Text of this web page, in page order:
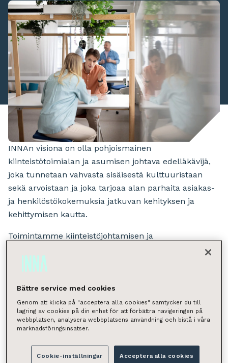
INNAn visiona on olla pohjoismainen
kiinteistötoimialan ja asumisen johtava edelläkävijä,
joka tunnetaan vahvasta sisäisestä kulttuuristaan
sekä arvoistaan ja joka tarjoaa alan parhaita asiakas-
ja henkilöstökokemuksia jatkuvan kehityksen ja
kehittymisen kautta.
Toimintamme kiinteistöjohtamisen ja
asiantuntemukseen ja luottamukseen. Varmistamme
noudattamalla yhdessä sovittuja
liiketoimintaperiaatteita. Samalla luomme pohjan
yhtiön tulevalle menestykselle.
Bättre service med cookies
Genom att klicka på "acceptera alla cookies" samtycker du till
lagring av cookies på din enhet för att förbättra navigeringen på
webbplatsen, analysera webbplatsens användning och bistå i våra
marknadsföringsinsatser.
Cookie-inställningar Acceptera alla cookies